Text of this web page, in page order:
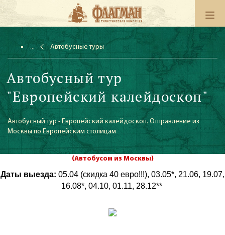
Автобусные туры
Автобусный тур
"Европейский калейдоскоп"
Автобусный тур - Европейский калейдоскоп. Отправление из
Москвы по Европейским столицам
(Автобусом из Москвы)
Даты выезда: 05.04 (скидка 40 евро!!!), 03.05*, 21.06, 19.07,
16.08*, 04.10, 01.11, 28.12**